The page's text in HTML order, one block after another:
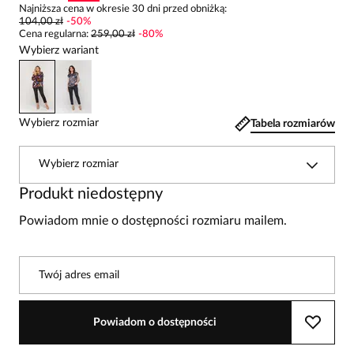
Najniższa cena w okresie 30 dni przed obniżką:
104,00 zł -50%
Cena regularna: 259,00 zł -80%
Wybierz wariant
Wybierz rozmiar Tabela rozmiarów
Wybierz rozmiar
Produkt niedostępny
Powiadom mnie o dostępności rozmiaru mailem.
Twój adres email
Powiadom o dostępności